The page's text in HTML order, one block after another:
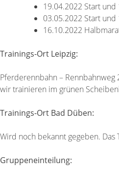
19.04.2022 Start
03.05.2022 Start
16.10.2022
Trainings-Ort Leipzig:
Pferderennbahn – Rennbahnweg
wir trainieren im grünen
Trainings-Ort Bad Düben:
Wird noch bekannt gegeben.
Gruppeneinteilung: